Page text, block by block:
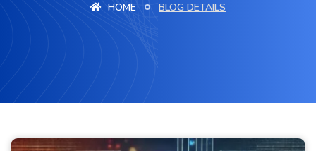
HOME BLOG DETAILS